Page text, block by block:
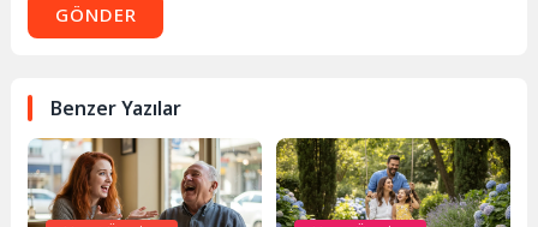
GÖNDER
Benzer Yazılar